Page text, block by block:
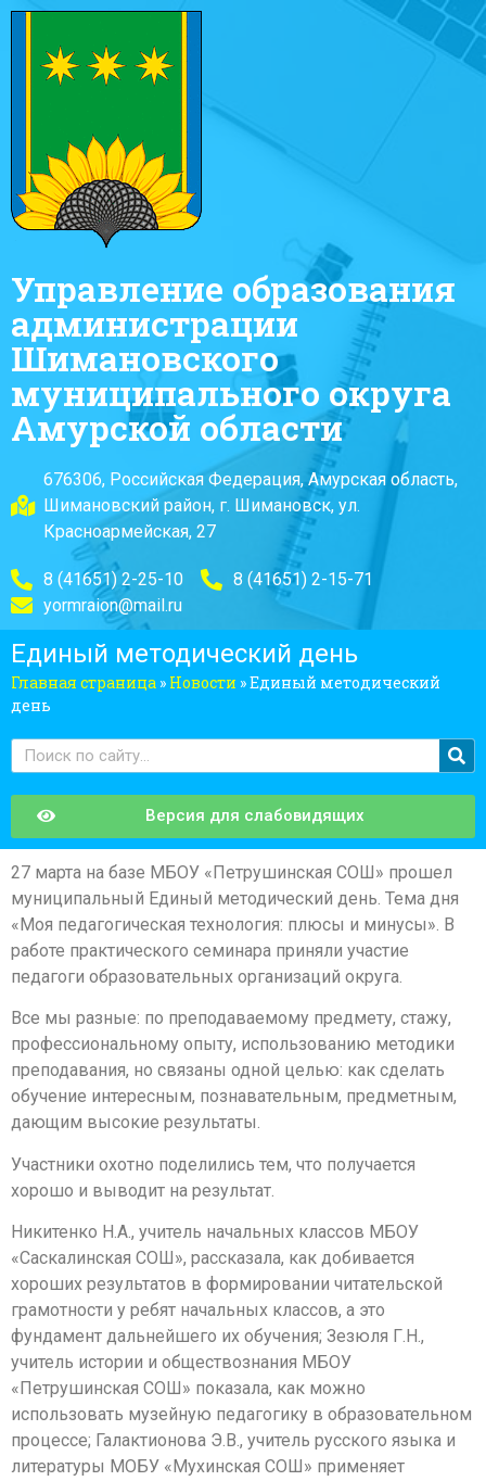
Управление образования
администрации
Шимановского
муниципального округа
Амурской области
676306, Российская Федерация, Амурская область,
Шимановский район, г. Шимановск, ул.
Красноармейская, 27
8 (41651) 2-25-10
8 (41651) 2-15-71
yormraion@mail.ru
Единый методический день
Главная страница » Новости »Единый методический
день
Версия для слабовидящих
27 марта на базе МБОУ «Петрушинская СОШ» прошел
муниципальный Единый методический день. Тема дня
«Моя педагогическая технология: плюсы и минусы». В
работе практического семинара приняли участие
педагоги образовательных организаций округа.
Все мы разные: по преподаваемому предмету, стажу,
профессиональному опыту, использованию методики
преподавания, но связаны одной целью: как сделать
обучение интересным, познавательным, предметным,
дающим высокие результаты.
Участники охотно поделились тем, что получается
хорошо и выводит на результат.
Никитенко Н.А., учитель начальных классов МБОУ
«Саскалинская СОШ», рассказала, как добивается
хороших результатов в формировании читательской
грамотности у ребят начальных классов, а это
фундамент дальнейшего их обучения; Зезюля Г.Н.,
учитель истории и обществознания МБОУ
«Петрушинская СОШ» показала, как можно
использовать музейную педагогику в образовательном
процессе; Галактионова Э.В., учитель русского языка и
литературы МОБУ «Мухинская СОШ» применяет